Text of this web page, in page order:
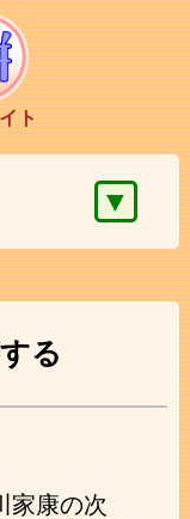
ト
▼
る
家康の次